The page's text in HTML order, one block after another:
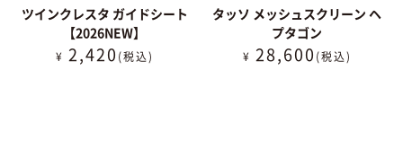
ツインクレスタ ガイドシート
【2026NEW】
¥ 2,420 (税込)
タッソ メッシュスクリーン ヘ
プタゴン
¥ 28,600 (税込)